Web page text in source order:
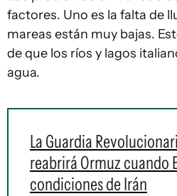
factores. Uno es la falta de
mareas están muy bajas.
de que los ríos y lagos
agua.
La Guardia
reabrirá Ormuz cuando
condiciones de Irán